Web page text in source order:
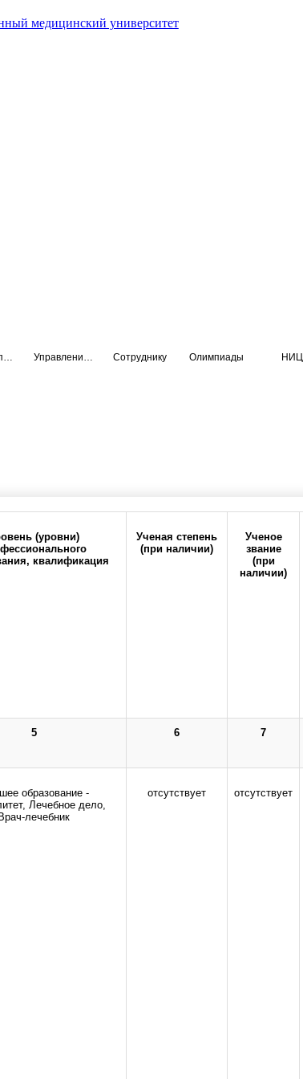
медицинский университет
Сотруднику Олимпиады НИЦ
таблицу вправо для просмотра всех колонок
(уровни)
квалификация
Ученая степень
(при наличии)
Ученое
звание
(при
наличии)
5 6 7
образование -
Лечебное дело,
Врач-лечебник
отсутствует отсутствует
Стоп-коррупция
Все права защищены.